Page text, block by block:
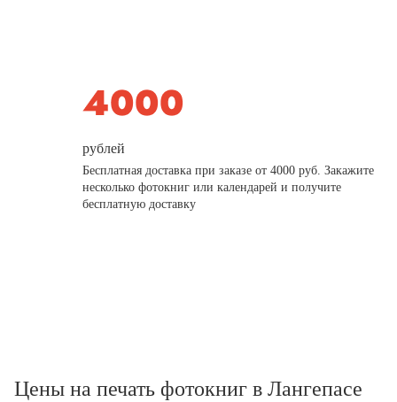
рублей
Бесплатная доставка при заказе от 4000 руб. Закажите
несколько фотокниг или календарей и получите
бесплатную доставку
Цены на печать фотокниг в Лангепасе